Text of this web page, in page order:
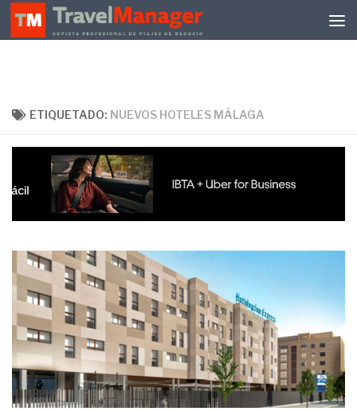
Debajo del contenido
ETIQUETADO: NUEVOS HOTELES MÁLAGA